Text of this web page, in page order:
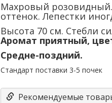
Махровый
оттенок. Лепестки
Высота 70 см. Стебли
Аромат приятный,
Средне-поздний.
Стандарт поставки 3-5 почек
Рекомендуемые